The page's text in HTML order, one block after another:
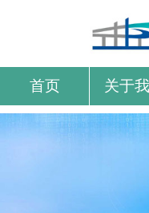
首页 关于